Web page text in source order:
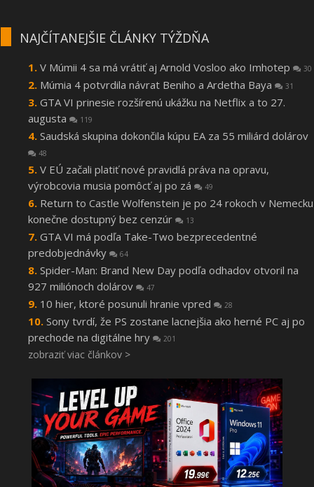
NAJČÍTANEJŠIE ČLÁNKY TÝŽDŇA
V Múmii 4 sa má vrátiť aj Arnold Vosloo ako Imhotep 30
Múmia 4 potvrdila návrat Beniho a Ardetha Baya 31
GTA VI prinesie rozšírenú ukážku na Netflix a to 27.
augusta
119
Saudská skupina dokončila kúpu EA za 55 miliárd dolárov
48
V EÚ začali platiť nové pravidlá práva na opravu,
výrobcovia musia pomôcť aj po zá
49
Return to Castle Wolfenstein je po 24 rokoch v Nemecku
konečne dostupný bez cenzúr
13
GTA VI má podľa Take-Two bezprecedentné
predobjednávky
64
Spider-Man: Brand New Day podľa odhadov otvoril na
927 miliónoch dolárov
47
10 hier, ktoré posunuli hranie vpred 28
Sony tvrdí, že PS zostane lacnejšia ako herné PC aj po
prechode na digitálne hry
201
zobraziť viac článkov >